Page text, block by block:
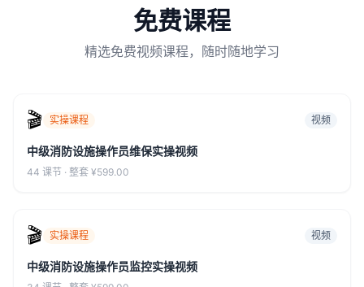
免费课程
精选免费视频课程，随时随地学习
🎬 实操课程 视频
中级消防设施操作员维保实操视频
44 课节 · 整套 ¥599.00
🎬 实操课程 视频
中级消防设施操作员监控实操视频